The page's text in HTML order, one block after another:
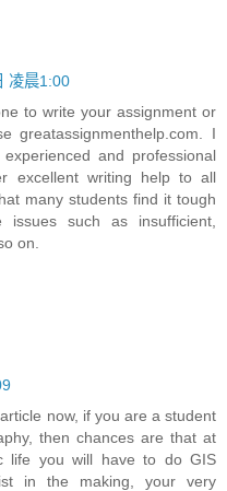
凌晨1:00
to write your assignment or
greatassignmenthelp.com. I
and professional
excellent writing help to all
many students find it tough
such as insufficient,
on.
now, if you are a student
then chances are that at
life you will have to do GIS
in the making, your very